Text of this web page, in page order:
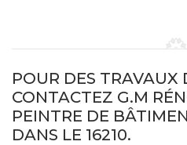
POUR DES TRAVAUX
CONTACTEZ G.M
PEINTRE DE
DANS LE 16210.